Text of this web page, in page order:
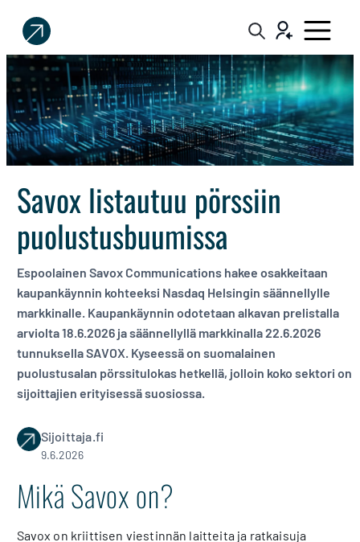
Sijoittaja.fi
Tee
parempia
sijoituspäätöksiä
Savox listautuu pörssiin
puolustusbuumissa
Espoolainen Savox Communications hakee osakkeitaan
kaupankäynnin kohteeksi Nasdaq Helsingin säännellylle
markkinalle. Kaupankäynnin odotetaan alkavan prelistalla
arviolta 18.6.2026 ja säännellyllä markkinalla 22.6.2026
tunnuksella SAVOX. Kyseessä on suomalainen
puolustusalan pörssitulokas hetkellä, jolloin koko sektori on
sijoittajien erityisessä suosiossa.
Sijoittaja.fi
9.6.2026
Mikä Savox on?
Savox on kriittisen viestinnän laitteita ja ratkaisuja